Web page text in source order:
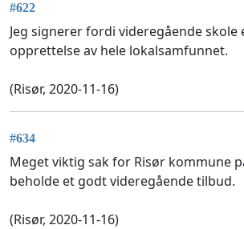
#622
Jeg signerer fordi videregående
opprettelse av hele lokalsamfunnet.
(Risør, 2020-11-16)
#634
Meget viktig sak for Risør kommune
beholde et godt videregående tilbud.
(Risør, 2020-11-16)